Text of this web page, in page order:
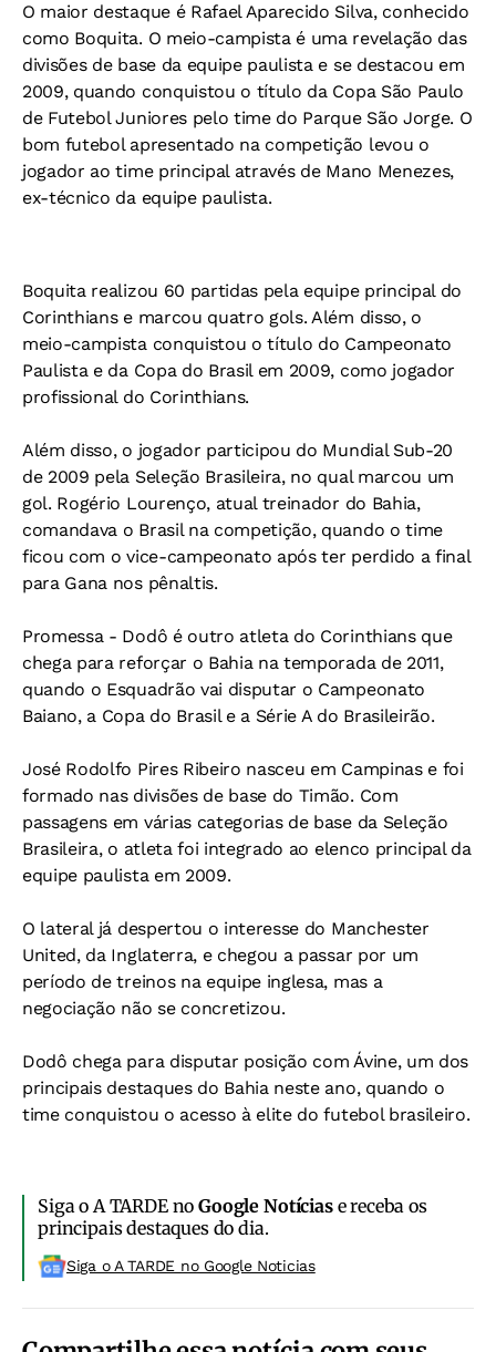
O maior destaque é Rafael Aparecido Silva, conhecido
como Boquita. O meio-campista é uma revelação das
divisões de base da equipe paulista e se destacou em
2009, quando conquistou o título da Copa São Paulo
de Futebol Juniores pelo time do Parque São Jorge. O
bom futebol apresentado na competição levou o
jogador ao time principal através de Mano Menezes,
ex-técnico da equipe paulista.
Boquita realizou 60 partidas pela equipe principal do
Corinthians e marcou quatro gols. Além disso, o
meio-campista conquistou o título do Campeonato
Paulista e da Copa do Brasil em 2009, como jogador
profissional do Corinthians.
Além disso, o jogador participou do Mundial Sub-20
de 2009 pela Seleção Brasileira, no qual marcou um
gol. Rogério Lourenço, atual treinador do Bahia,
comandava o Brasil na competição, quando o time
ficou com o vice-campeonato após ter perdido a final
para Gana nos pênaltis.
Promessa - Dodô é outro atleta do Corinthians que
chega para reforçar o Bahia na temporada de 2011,
quando o Esquadrão vai disputar o Campeonato
Baiano, a Copa do Brasil e a Série A do Brasileirão.
José Rodolfo Pires Ribeiro nasceu em Campinas e foi
formado nas divisões de base do Timão. Com
passagens em várias categorias de base da Seleção
Brasileira, o atleta foi integrado ao elenco principal da
equipe paulista em 2009.
O lateral já despertou o interesse do Manchester
United, da Inglaterra, e chegou a passar por um
período de treinos na equipe inglesa, mas a
negociação não se concretizou.
Dodô chega para disputar posição com Ávine, um dos
principais destaques do Bahia neste ano, quando o
time conquistou o acesso à elite do futebol brasileiro.
Siga o A TARDE noGoogle Notíciase receba os
principais destaques do dia.
Siga o A TARDE no Google Noticias